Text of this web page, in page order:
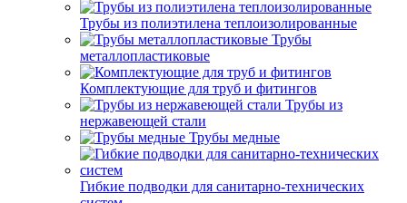
Трубы из полиэтилена теплоизолированные
Трубы
металлопластиковые
Комплектующие для труб и фитингов
Трубы из
нержавеющей стали
Трубы медные
Гибкие подводки для санитарно-технических